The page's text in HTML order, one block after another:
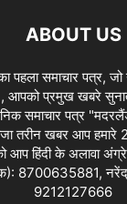
ABOUT US
पहला समाचार पत्र,
आपको प्रमुख खबरे सुनाता
समाचार पत्र
तरीन खबर आप हमारे
आप हिंदी के अलावा
8700635881,
9212127666